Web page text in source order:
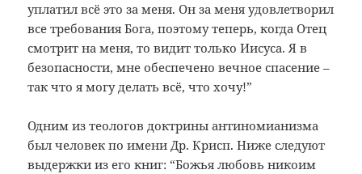
уплатил всё это за меня. Он за меня удовлетворил
все требования Бога, поэтому теперь, когда Отец
смотрит на меня, то видит только Иисуса. Я в
безопасности, мне обеспечено вечное спасение –
так что я могу делать всё, что хочу!”
Одним из теологов доктрины антиномианизма
был человек по имени Др. Крисп. Ниже следуют
выдержки из его книг: “Божья любовь никоим